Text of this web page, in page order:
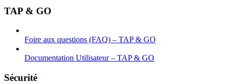
TAP & GO
Foire aux questions (FAQ) – TAP & GO
Documentation Utilisateur – TAP & GO
Sécurité